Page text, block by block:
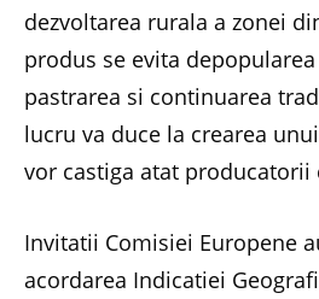
dezvoltarea rurala a zonei
produs se evita
pastrarea si continuarea
lucru va duce la crearea
vor castiga atat
Invitatii Comisiei Europene
acordarea Indicatiei